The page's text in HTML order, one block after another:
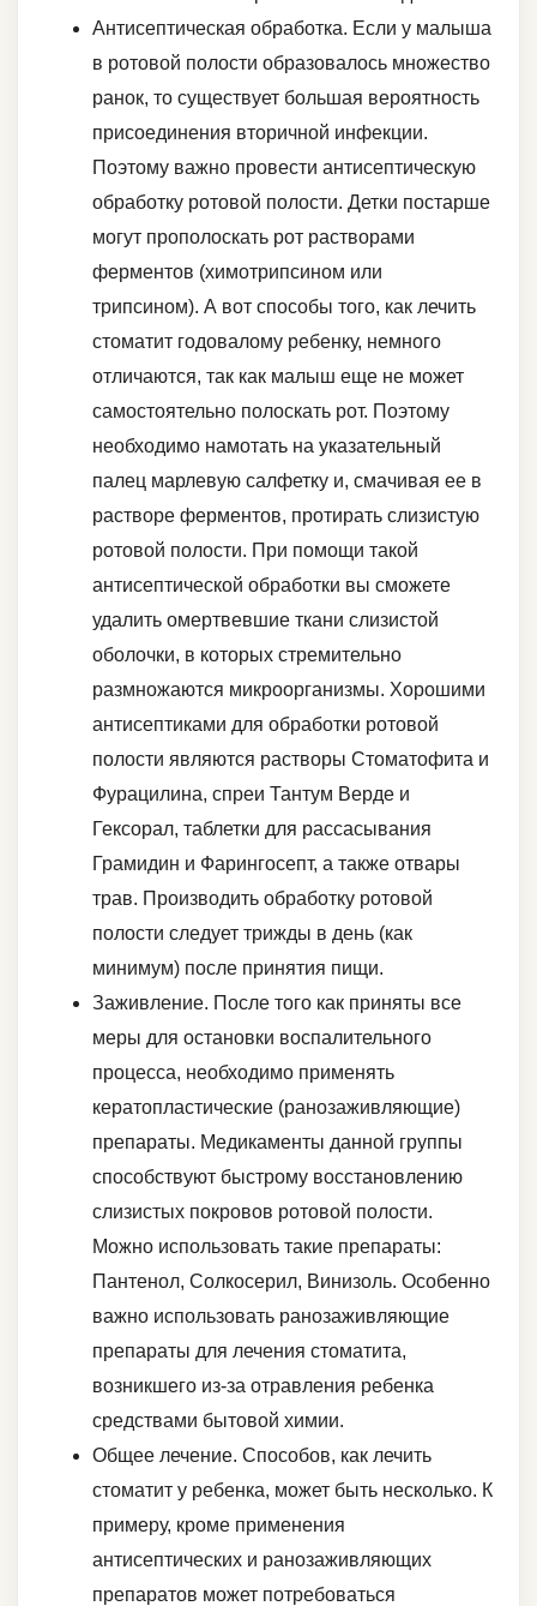
Антисептическая обработка. Если у малыша
в ротовой полости образовалось множество
ранок, то существует большая вероятность
присоединения вторичной инфекции.
Поэтому важно провести антисептическую
обработку ротовой полости. Детки постарше
могут прополоскать рот растворами
ферментов (химотрипсином или
трипсином). А вот способы того, как лечить
стоматит годовалому ребенку, немного
отличаются, так как малыш еще не может
самостоятельно полоскать рот. Поэтому
необходимо намотать на указательный
палец марлевую салфетку и, смачивая ее в
растворе ферментов, протирать слизистую
ротовой полости. При помощи такой
антисептической обработки вы сможете
удалить омертвевшие ткани слизистой
оболочки, в которых стремительно
размножаются микроорганизмы. Хорошими
антисептиками для обработки ротовой
полости являются растворы Стоматофита и
Фурацилина, спреи Тантум Верде и
Гексорал, таблетки для рассасывания
Грамидин и Фарингосепт, а также отвары
трав. Производить обработку ротовой
полости следует трижды в день (как
минимум) после принятия пищи.
Заживление. После того как приняты все
меры для остановки воспалительного
процесса, необходимо применять
кератопластические (ранозаживляющие)
препараты. Медикаменты данной группы
способствуют быстрому восстановлению
слизистых покровов ротовой полости.
Можно использовать такие препараты:
Пантенол, Солкосерил, Винизоль. Особенно
важно использовать ранозаживляющие
препараты для лечения стоматита,
возникшего из-за отравления ребенка
средствами бытовой химии.
Общее лечение. Способов, как лечить
стоматит у ребенка, может быть несколько. К
примеру, кроме применения
антисептических и ранозаживляющих
препаратов может потребоваться